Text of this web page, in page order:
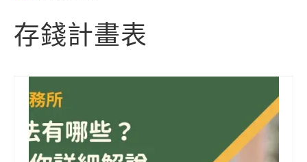
房屋貸款
信用貸款
代書貸款
精選知識
銀行貸款
存錢計畫表